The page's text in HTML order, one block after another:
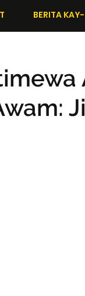
BERITA